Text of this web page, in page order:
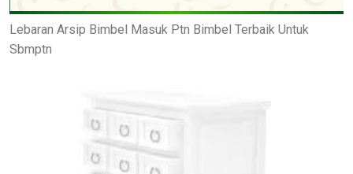
Lebaran Arsip Bimbel Masuk Ptn Bimbel Terbaik Untuk
Sbmptn